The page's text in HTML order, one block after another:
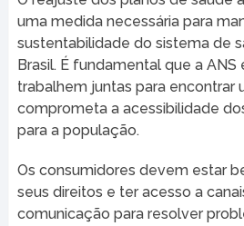
uma medida necessária para
sustentabilidade do sistema de
Brasil. É fundamental que a ANS
trabalhem juntas para encontrar
comprometa a acessibilidade
para a população.
Os consumidores devem estar
seus direitos e ter acesso a
comunicação para resolver